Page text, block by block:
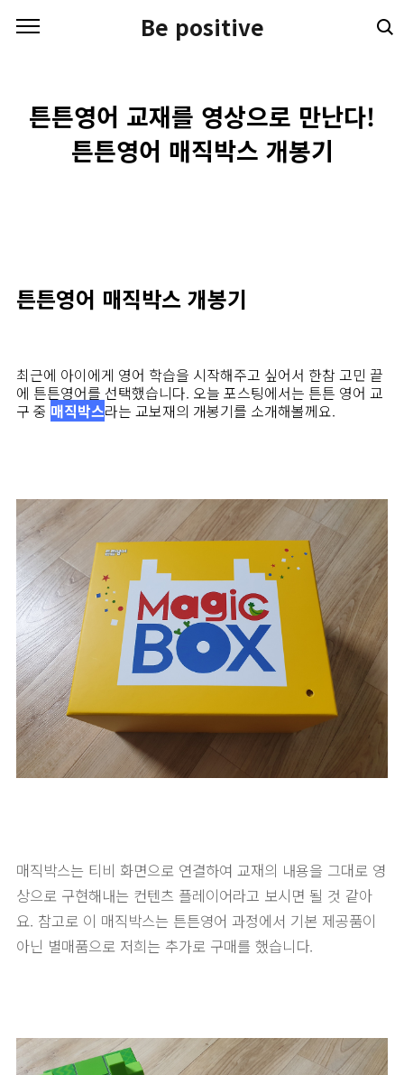
Be positive
튼튼영어 교재를 영상으로 만난다!
튼튼영어 매직박스 개봉기
튼튼영어 매직박스 개봉기
최근에 아이에게 영어 학습을 시작해주고 싶어서 한참 고민 끝
에 튼튼영어를 선택했습니다. 오늘 포스팅에서는 튼튼 영어 교
구 중 매직박스라는 교보재의 개봉기를 소개해볼께요.
매직박스는 티비 화면으로 연결하여 교재의 내용을 그대로 영
상으로 구현해내는 컨텐츠 플레이어라고 보시면 될 것 같아
요. 참고로 이 매직박스는 튼튼영어 과정에서 기본 제공품이
아닌 별매품으로 저희는 추가로 구매를 했습니다.